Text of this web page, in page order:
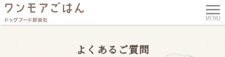
よくあるご質問